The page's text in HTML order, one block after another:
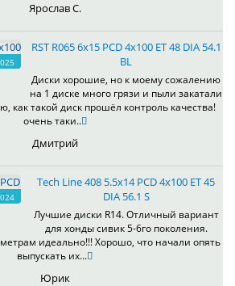
Ярослав С.
RST R065 6x15 PCD 4x100 ET 48 DIA 54.1
BL
Диски хорошие, но к моему сожалению
на 1 диске много грязи и пыли закатали
как такой диск прошёл контроль качества!
очень таки..
Дмитрий
Tech Line 408 5.5x14 PCD 4x100 ET 45
DIA 56.1 S
Лучшие диски R14. Отличный вариант
для хонды сивик 5-6го поколения.
идеально!!! Хорошо, что начали опять
выпускать их...
Юрик